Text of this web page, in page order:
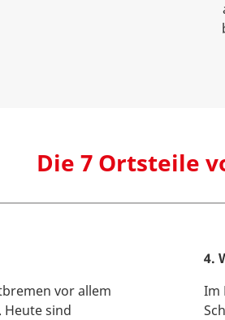
Die 7 Ortsteile
vor allem
sind
4.
Im